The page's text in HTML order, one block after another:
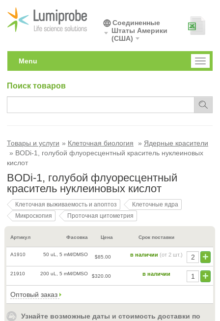
Соединенные
Штаты Америки
(США)
Toggle
Menu
Поиск товаров
Товары и услуги Клеточная биология
Ядерные красители
BODi-1, голубой флуоресцентный краситель нуклеиновых
кислот
BODi-1, голубой флуоресцентный
краситель нуклеиновых кислот
Клеточная выживаемость и апоптоз
Клеточные ядра
Микроскопия
Проточная цитометрия
Артикул Фасовка Цена Срок поставки
A1910 50 uL, 5 mM/DMSO $85.00 в наличии (от 2 шт.)
21910 200 uL, 5 mM/DMSO $320.00 в наличии
Оптовый заказ
Узнайте возможные даты и стоимость доставки по